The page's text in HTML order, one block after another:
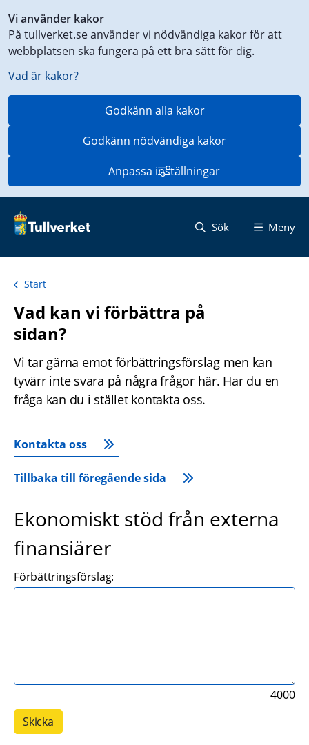
Vi använder kakor
På tullverket.se använder vi nödvändiga kakor för att
webbplatsen ska fungera på ett bra sätt för dig.
Vad är kakor?
Godkänn alla kakor
Godkänn nödvändiga kakor
Anpassa inställningar
till
innehåll
på
aktuell
Sök Meny
Start
Vad kan vi förbättra på
sidan?
Vi tar gärna emot förbättringsförslag men kan
tyvärr inte svara på några frågor här. Har du en
fråga kan du i stället kontakta oss.
Kontakta oss
Tillbaka till föregående sida
Ekonomiskt stöd från externa
finansiärer
Förbättringsförslag:
4000